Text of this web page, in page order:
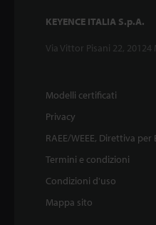
KEYENCE ITALIA S.p.A.
Via Vittor Pisani 22, 20124
Modelli certificati
Privacy
RAEE/WEEE, Direttiva
Termini e condizioni
Condizioni d'uso
Mappa sito